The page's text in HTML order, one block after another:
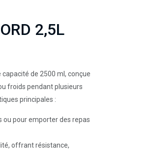
2,5L
capacité de 2500 ml, conçue
froids pendant plusieurs
principales :
ou pour emporter des repas
offrant résistance,